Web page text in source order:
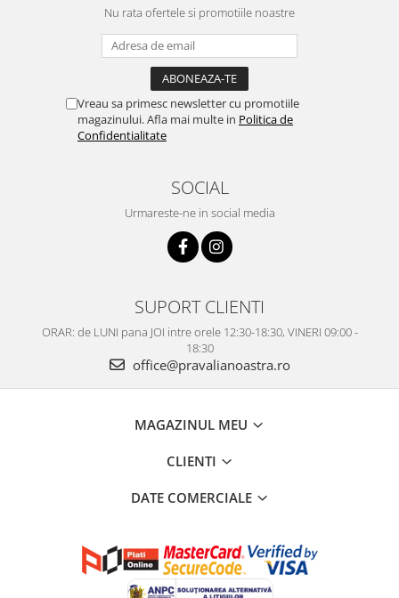
Nu rata ofertele si promotiile noastre
Vreau sa primesc newsletter cu promotiile
magazinului. Afla mai multe in Politica de
Confidentialitate
SOCIAL
Urmareste-ne in social media
SUPORT CLIENTI
ORAR: de LUNI pana JOI intre orele 12:30-18:30, VINERI 09:00 -
18:30
office@pravalianoastra.ro
MAGAZINUL MEU
CLIENTI
DATE COMERCIALE